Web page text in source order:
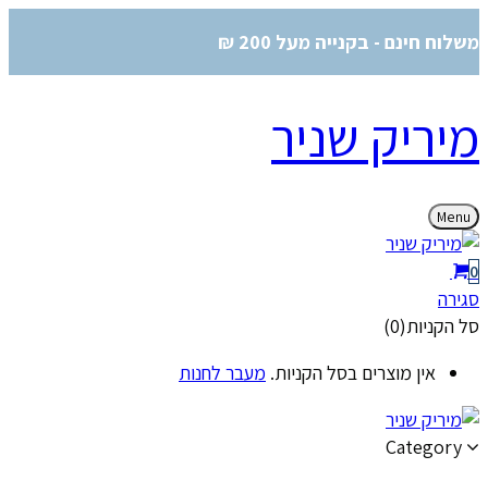
משלוח חינם - בקנייה מעל 200 ₪
מיריק שניר
Menu
0
סגירה
סל הקניות(0)
אין מוצרים בסל הקניות. מעבר לחנות
Category